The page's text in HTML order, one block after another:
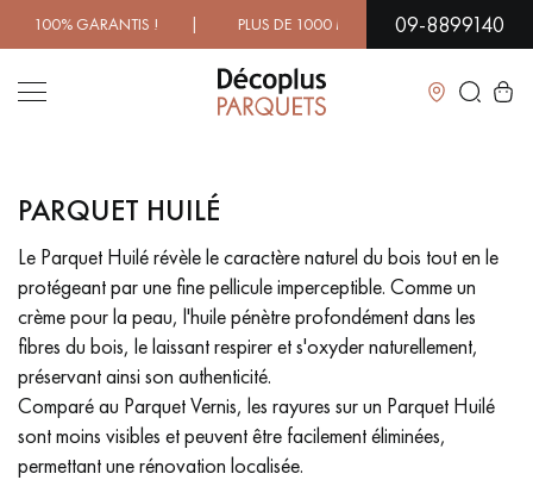
MODÈLES À DÉCOUVRIR EN SHOWROOM |09-8899140
Fermer
LES RECHERCHES LES PLUS COURANTES
PARQUET MASSIF
PARQUET CONTRECOLLÉ -
FLOTTANT
SOL PLAQUÉ BOIS VERITABLES
PARQUET EN BOIS EXOTIQUE PARQUET VERNIS
PARQUET HUILÉ
Le Parquet Huilé révèle le caractère naturel du bois tout en le
protégeant par une fine pellicule imperceptible. Comme un
crème pour la peau, l'huile pénètre profondément dans les
fibres du bois, le laissant respirer et s'oxyder naturellement,
préservant ainsi son authenticité.
Comparé au Parquet Vernis, les rayures sur un Parquet Huilé
sont moins visibles et peuvent être facilement éliminées,
permettant une rénovation localisée.